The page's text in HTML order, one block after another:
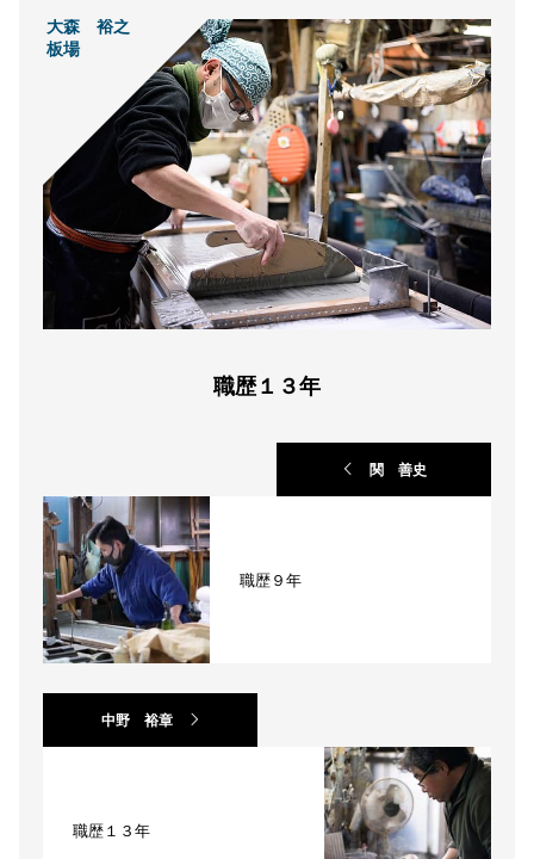
大森 裕之
板場
職歴１３年
関 善史
職歴９年
中野 裕章
職歴１３年